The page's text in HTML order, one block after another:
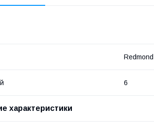
Redmond
6
характеристики